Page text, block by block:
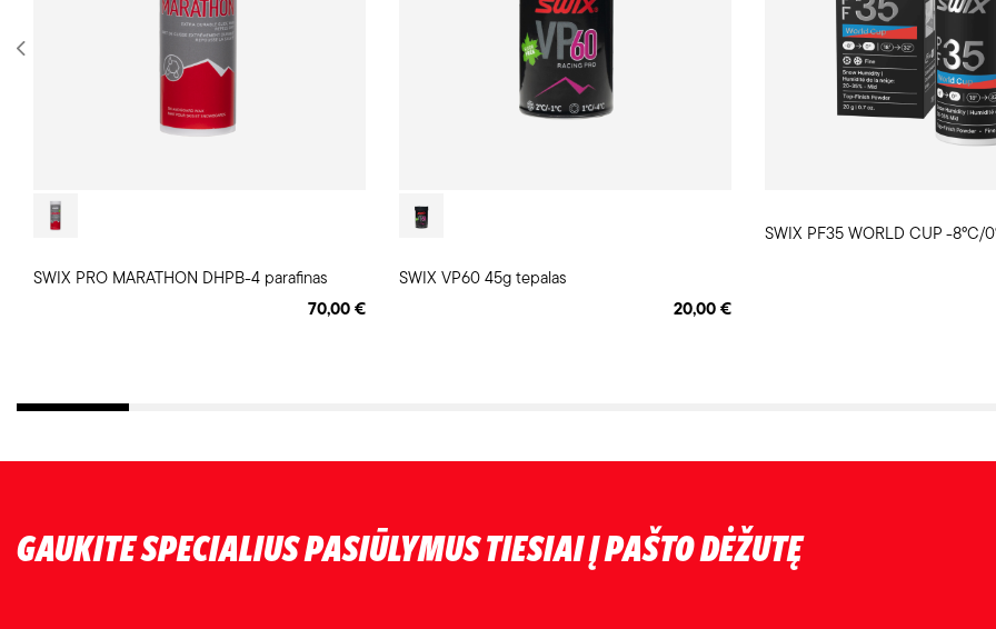
SWIX PRO MARATHON DHPB-4 parafinas
70,00 €
SWIX VP60 45g tepalas
20,00 €
SWIX PF35 WORLD CUP -8°C/
GAUKITE SPECIALIUS PASIŪLYMUS TIESIAI Į PAŠTO DĖŽUTĘ